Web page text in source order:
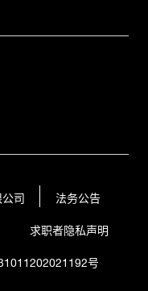
司
法务公告
求职者隐私声明
号